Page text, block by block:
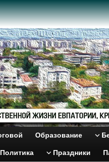
Образование
Политика Праздники